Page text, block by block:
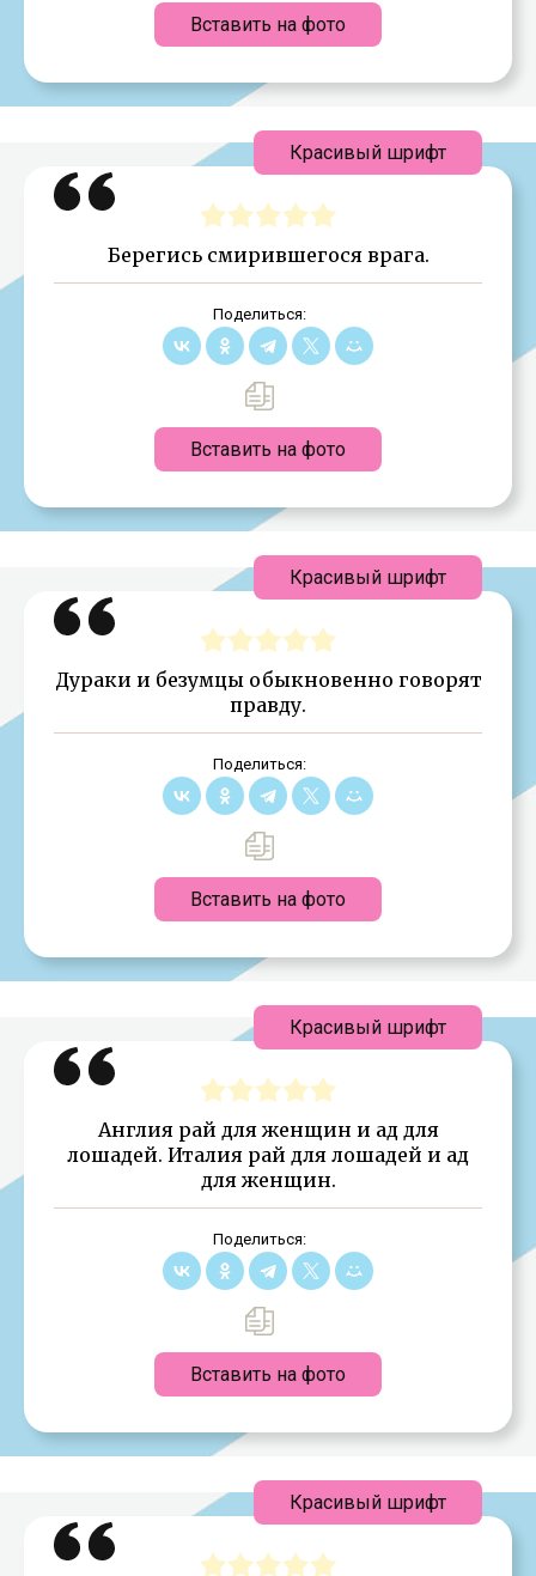
Вставить на фото
Берегись смирившегося врага.
Поделиться:
Вставить на фото
Красивый шрифт
Дураки и безумцы обыкновенно говорят
правду.
Поделиться:
Вставить на фото
Красивый шрифт
Англия рай для женщин и ад для
лошадей. Италия рай для лошадей и ад
для женщин.
Поделиться:
Вставить на фото
Красивый шрифт
Красивый шрифт